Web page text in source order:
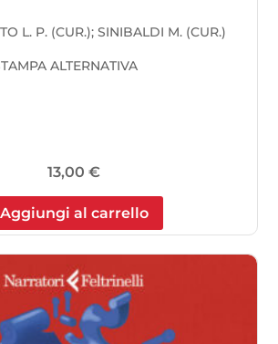
L. P. (CUR.); SINIBALDI M. (CUR.)
ALTERNATIVA
13,00 €
Aggiungi al carrello